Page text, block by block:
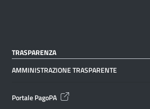
TRASPARENZA
AMMINISTRAZIONE TRASPARENTE
Portale PagoPA